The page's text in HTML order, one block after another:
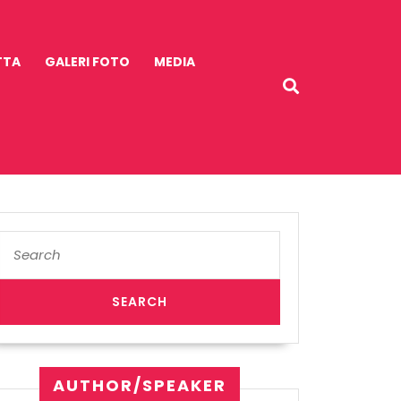
GALERI FOTO MEDIA
for:
AUTHOR/SPEAKER